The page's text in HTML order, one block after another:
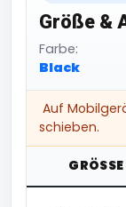
Größe &
Farbe:
Black
Auf
schieben.
GRÖSSE